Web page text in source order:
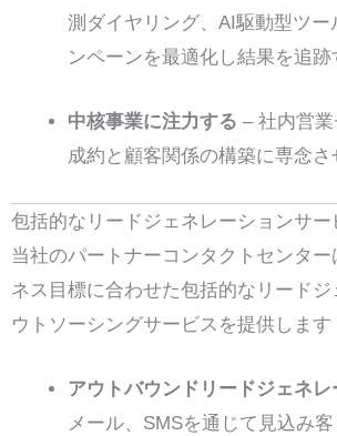
測ダイヤリング、AI駆動型ツー
ンペーンを最適化し結果を追跡
中核事業に注力する – 社内営業
成約と顧客関係の構築に専念さ
包括的なリードジェネレーションサー
当社のパートナーコンタクトセンタ
ネス目標に合わせた包括的なリード
ウトソーシングサービスを提供します
アウトバウンドリードジェネレ
メール、SMSを通じて見込み